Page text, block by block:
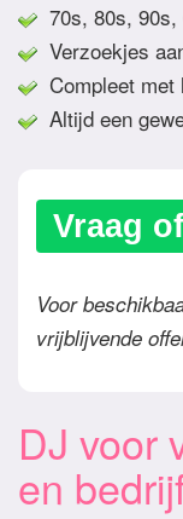
70s, 80s,
Verzoekjes
Compleet
Altijd een
Vraag
Voor
vrijblijvende
DJ voor
en